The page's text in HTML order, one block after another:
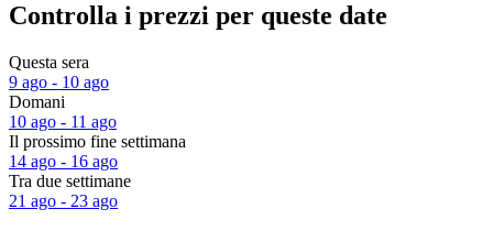
Controlla i prezzi per queste date
Questa sera
9 ago - 10 ago
Domani
10 ago - 11 ago
Il prossimo fine settimana
14 ago - 16 ago
Tra due settimane
21 ago - 23 ago